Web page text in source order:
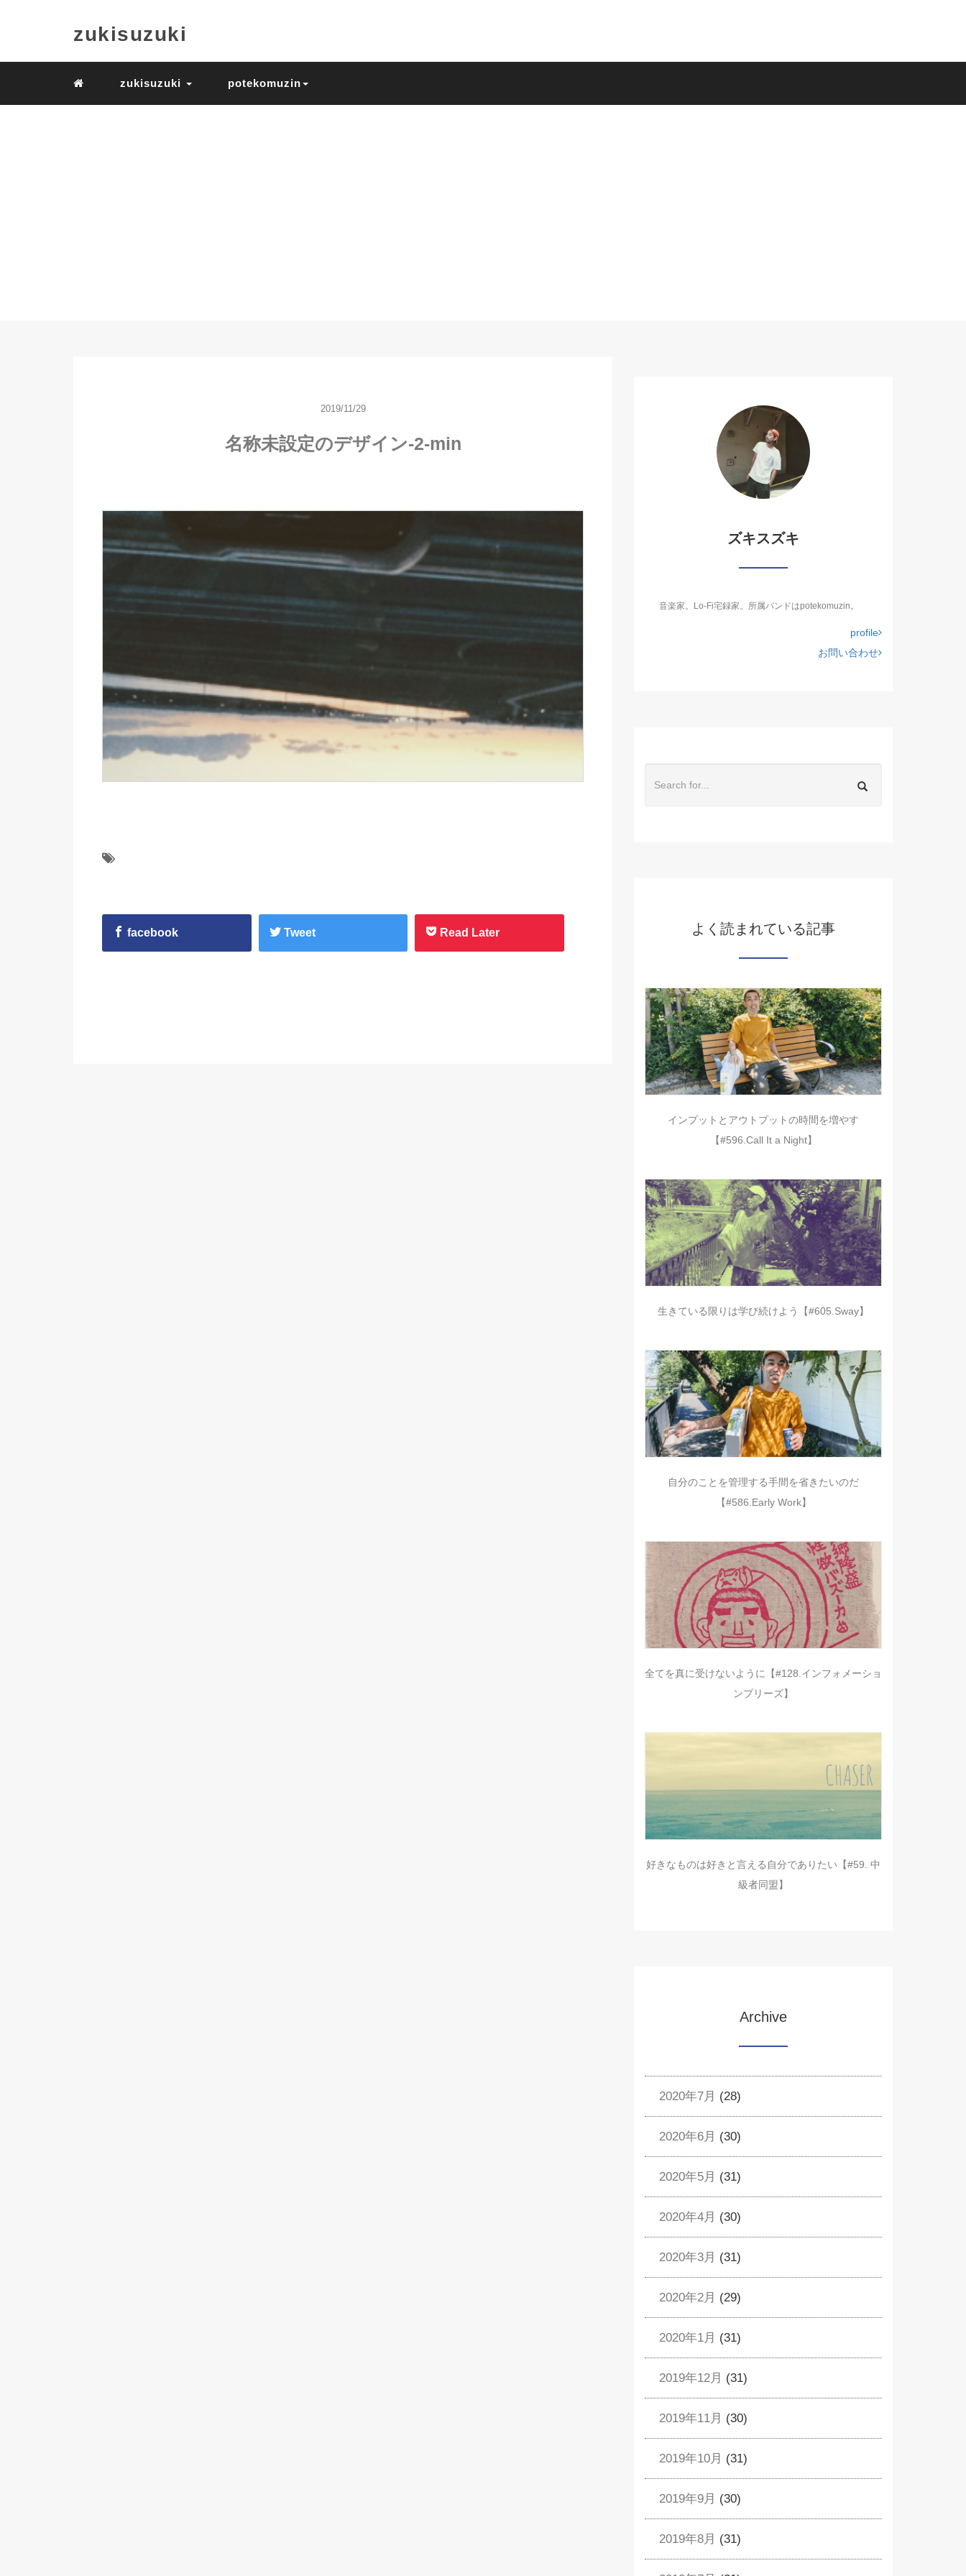
zukisuzuki
zukisuzuki potekomuzin
2019/11/29
名称未設定のデザイン-2-min
facebook Tweet Read Later
ズキスズキ
音楽家。Lo-Fi宅録家。所属バンドはpotekomuzin。
profile
お問い合わせ
よく読まれている記事
インプットとアウトプットの時間を増やす
【#596.Call It a Night】
生きている限りは学び続けよう【#605.Sway】
自分のことを管理する手間を省きたいのだ
【#586.Early Work】
全てを真に受けないように【#128.インフォメーショ
ンプリーズ】
好きなものは好きと言える自分でありたい【#59. 中
級者同盟】
Archive
2020年7月 (28)
2020年6月 (30)
2020年5月 (31)
2020年4月 (30)
2020年3月 (31)
2020年2月 (29)
2020年1月 (31)
2019年12月 (31)
2019年11月 (30)
2019年10月 (31)
2019年9月 (30)
2019年8月 (31)